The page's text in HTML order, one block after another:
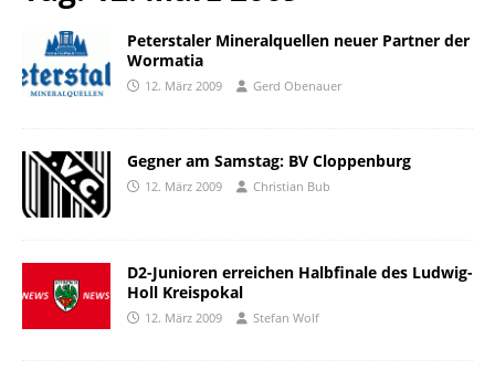
Peterstaler Mineralquellen neuer Partner der
Wormatia
12. März 2009 Gerd Obenauer
Gegner am Samstag: BV Cloppenburg
12. März 2009 Christian Bub
D2-Junioren erreichen Halbfinale des Ludwig-
Holl Kreispokal
12. März 2009 Stefan Wolf